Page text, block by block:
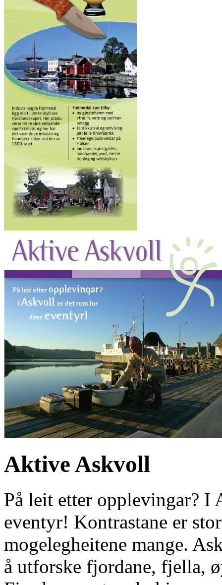
Aktive Askvoll
På leit etter opplevingar?
eventyr! Kontrastane er
mogelegheitene mange.
å utforske fjordane, fjella,